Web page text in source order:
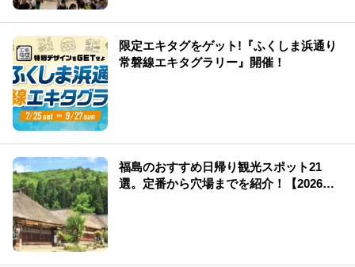
限定エキタグをゲット!『ふくしま浜通り
常磐線エキタグラリー』開催！
福島のおすすめ日帰り観光スポット21
選。定番から穴場までを紹介！【2026